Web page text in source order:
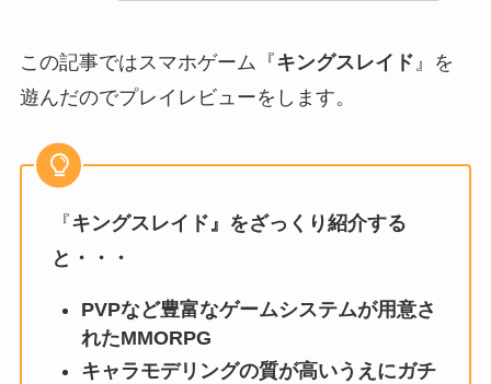
この記事ではスマホゲーム『キングスレイド』を
遊んだのでプレイレビューをします。
『キングスレイド』をざっくり紹介する
と・・・
PVPなど豊富なゲームシステムが用意さ
れたMMORPG
キャラモデリングの質が高いうえにガチ